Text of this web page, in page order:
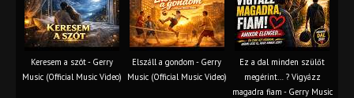
Keresem a szót - Gerry
Music (Official Music Video)
Elszáll a gondom - Gerry
Music (Official Music Video)
Ez a dal minden szülőt
megérint… ? Vigyázz
magadra fiam - Gerry Music